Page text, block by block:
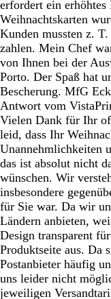
erfordert ein
Weihnachtskarten
Kunden mussten z.
zahlen. Mein Chef
von Ihnen bei der
Porto. Der Spaß hat
Bescherung. MfG
Antwort vom
Vielen Dank für Ihr
leid, dass Ihr
Unannehmlichkeiten
das ist absolut nicht
wünschen. Wir
insbesondere
für Sie war. Da wir
Ländern anbieten,
Design transparent
Produktseite aus. Da
Postanbieter häufig
uns leider nicht
jeweiligen